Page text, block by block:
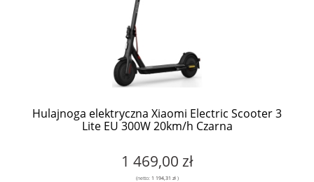
Hulajnoga elektryczna Xiaomi Electric Scooter 3
Lite EU 300W 20km/h Czarna
1 469,00 zł
(netto: 1 194,31 zł)